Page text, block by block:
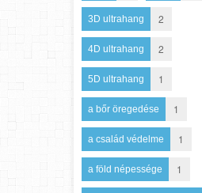
3D ultrahang 2
4D ultrahang 2
5D ultrahang 1
a bőr öregedése 1
a család védelme 1
a föld népessége 1